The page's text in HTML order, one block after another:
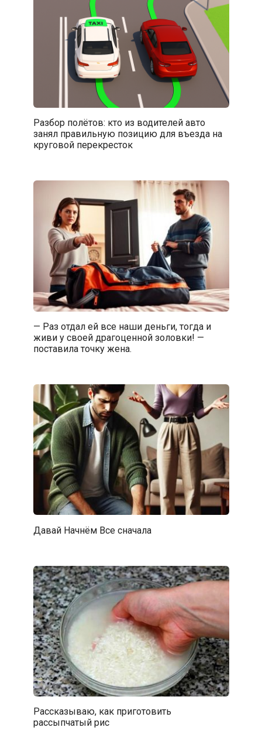
Разбор полётов: кто из водителей авто
занял правильную позицию для въезда на
круговой перекресток
— Раз отдал ей все наши деньги, тогда и
живи у своей драгоценной золовки! —
поставила точку жена.
Дaвай Haчнём Bce снaчалa
Рассказываю, как приготовить
рассыпчатый рис